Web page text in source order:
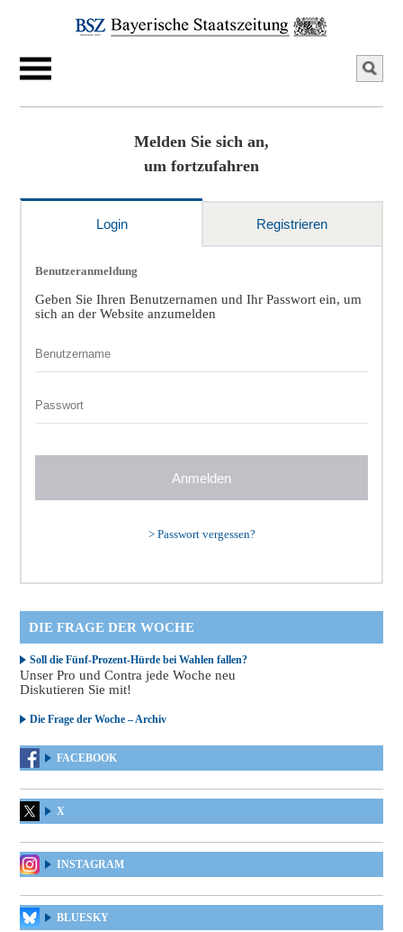
Melden Sie sich an,
um fortzufahren
Login Registrieren
Benutzeranmeldung
Geben Sie Ihren Benutzernamen und Ihr Passwort ein, um
sich an der Website anzumelden
> Passwort vergessen?
DIE FRAGE DER WOCHE
Soll die Fünf-Prozent-Hürde bei Wahlen fallen?
Unser Pro und Contra jede Woche neu
Diskutieren Sie mit!
Die Frage der Woche – Archiv
FACEBOOK
X
INSTAGRAM
BLUESKY